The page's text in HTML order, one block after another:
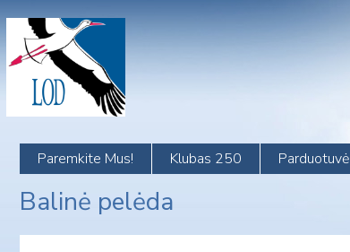
content
Paremkite Mus! Klubas 250 Parduotuvė
Balinė pelėda